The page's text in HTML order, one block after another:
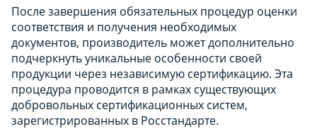
После завершения обязательных процедур оценки
соответствия и получения необходимых
документов, производитель может дополнительно
подчеркнуть уникальные особенности своей
продукции через независимую сертификацию. Эта
процедура проводится в рамках существующих
добровольных сертификационных систем,
зарегистрированных в Росстандарте.​